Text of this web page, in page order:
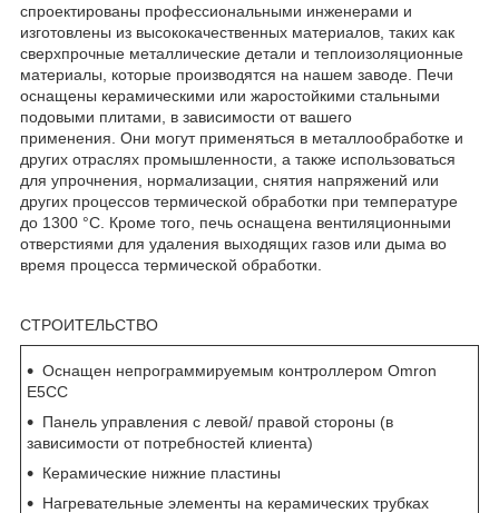
спроектированы профессиональными инженерами и
изготовлены из высококачественных материалов, таких как
сверхпрочные металлические детали и теплоизоляционные
материалы, которые производятся на нашем заводе. Печи
оснащены керамическими или жаростойкими стальными
подовыми плитами, в зависимости от вашего
применения. Они могут применяться в металлообработке и
других отраслях промышленности, а также использоваться
для упрочнения, нормализации, снятия напряжений или
других процессов термической обработки при температуре
до 1300 °C. Кроме того, печь оснащена вентиляционными
отверстиями для удаления выходящих газов или дыма во
время процесса термической обработки.
СТРОИТЕЛЬСТВО
Оснащен непрограммируемым контроллером Omron
E5CC
Панель управления с левой/ правой стороны (в
зависимости от потребностей клиента)
Керамические нижние пластины
Нагревательные элементы на керамических трубках